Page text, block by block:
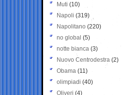
Muti (10)
Napoli (319)
Napolitano (220)
no global (5)
notte bianca (3)
Nuovo Centrodestra (2)
Obama (11)
olimpiadi (40)
Oliveri (4)